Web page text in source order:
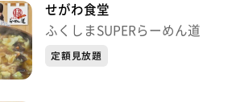
せがわ食堂
ふくしまSUPERらーめん道
定額見放題